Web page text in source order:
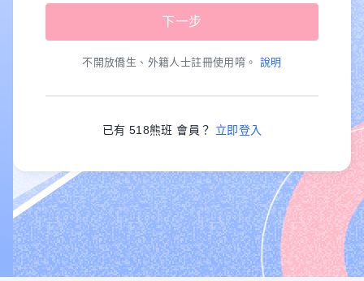
不開放僑生、外籍人士註冊使用唷。 說明
已有 518熊班 會員？ 立即登入